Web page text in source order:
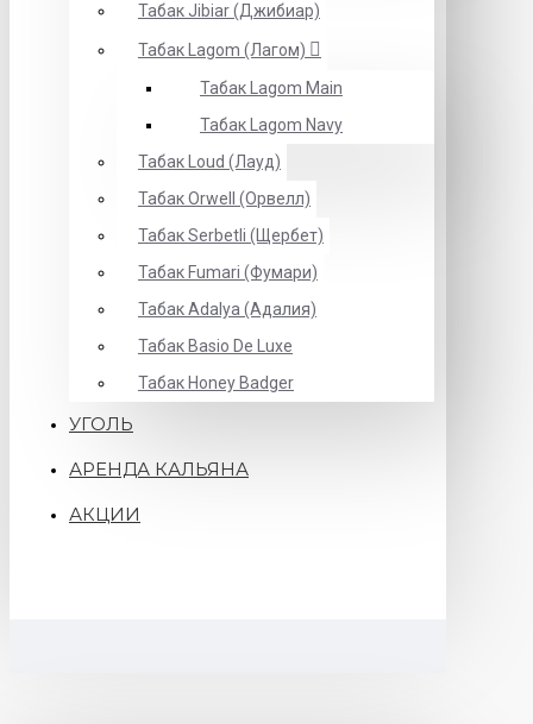
Табак Jibiar (Джибиар)
Табак Lagom (Лагом)
Табак Lagom Main
Табак Lagom Navy
Табак Loud (Лауд)
Табак Orwell (Орвелл)
Табак Serbetli (Щербет)
Табак Fumari (Фумари)
Табак Adalya (Адалия)
Табак Basio De Luxe
Табак Honey Badger
УГОЛЬ
АРЕНДА КАЛЬЯНА
АКЦИИ